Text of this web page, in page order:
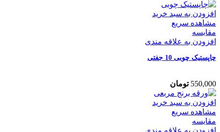
افزودن به سبد خرید
مشاهده سریع
مقایسه
افزودن به علاقه مندی
چاپستیک چوبی 10 جفتی
550,000 تومان
افزودن به سبد خرید
مشاهده سریع
مقایسه